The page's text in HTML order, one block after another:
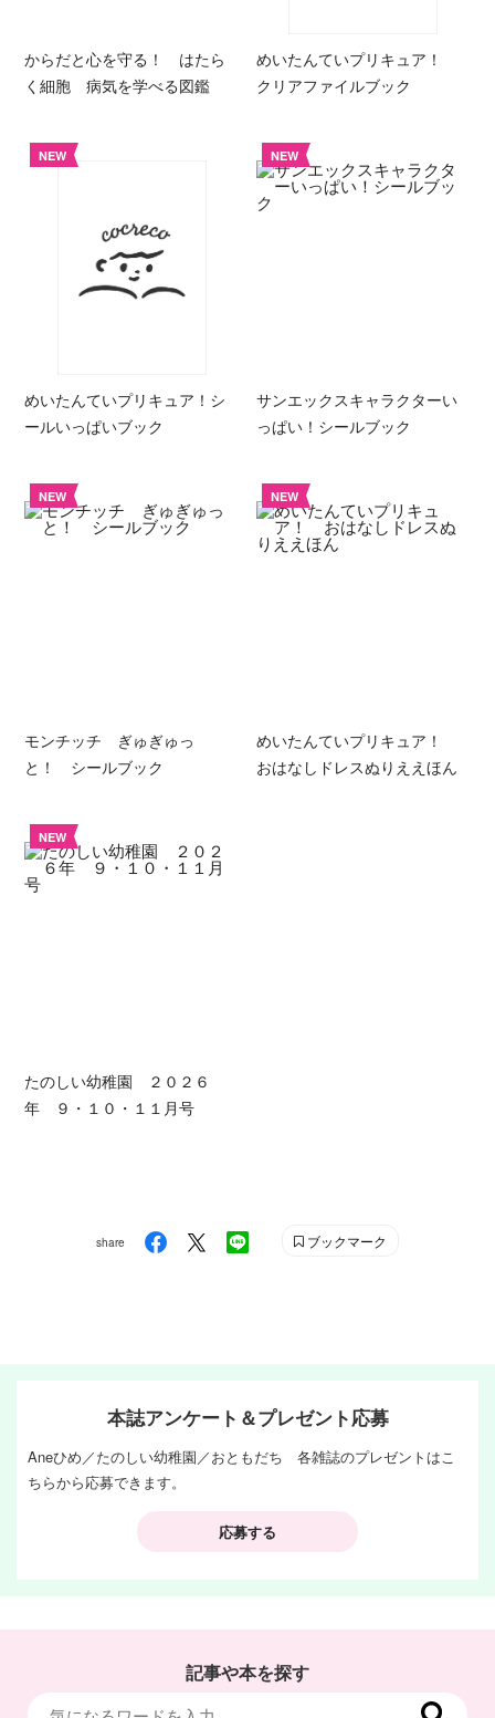
からだと心を守る！ はたら
く細胞 病気を学べる図鑑
めいたんていプリキュア！
クリアファイルブック
NEW
めいたんていプリキュア！シ
ールいっぱいブック
NEW
サンエックスキャラクターい
っぱい！シールブック
NEW
モンチッチ ぎゅぎゅっ
と！ シールブック
NEW
めいたんていプリキュア！
おはなしドレスぬりええほん
NEW
たのしい幼稚園 ２０２６
年 ９・１０・１１月号
share ブックマーク
本誌アンケート＆プレゼント応募
Aneひめ／たのしい幼稚園／おともだち 各雑誌のプレゼントはこ
ちらから応募できます。
応募する
記事や本を探す